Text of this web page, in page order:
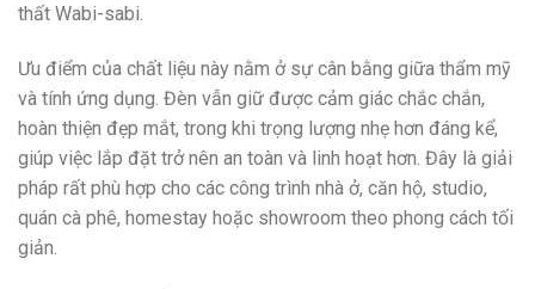
thất Wabi-sabi.
Ưu điểm của chất liệu này nằm ở sự cân bằng giữa thẩm mỹ
và tính ứng dụng. Đèn vẫn giữ được cảm giác chắc chắn,
hoàn thiện đẹp mắt, trong khi trọng lượng nhẹ hơn đáng kể,
giúp việc lắp đặt trở nên an toàn và linh hoạt hơn. Đây là giải
pháp rất phù hợp cho các công trình nhà ở, căn hộ, studio,
quán cà phê, homestay hoặc showroom theo phong cách tối
giản.